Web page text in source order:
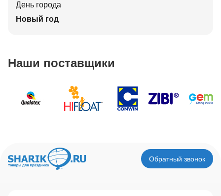
День города
Новый год
Наши поставщики
Обратный звонок